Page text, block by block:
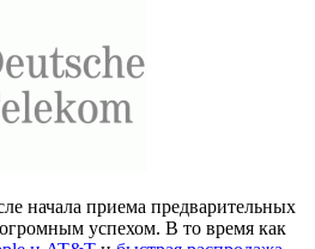
начала приема предварительных
огромным успехом. В то время как